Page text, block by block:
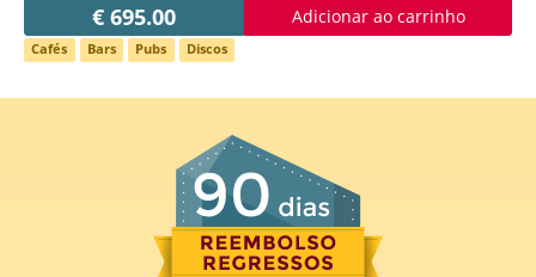
€ 695.00 Adicionar ao carrinho
Cafés Bars Pubs Discos